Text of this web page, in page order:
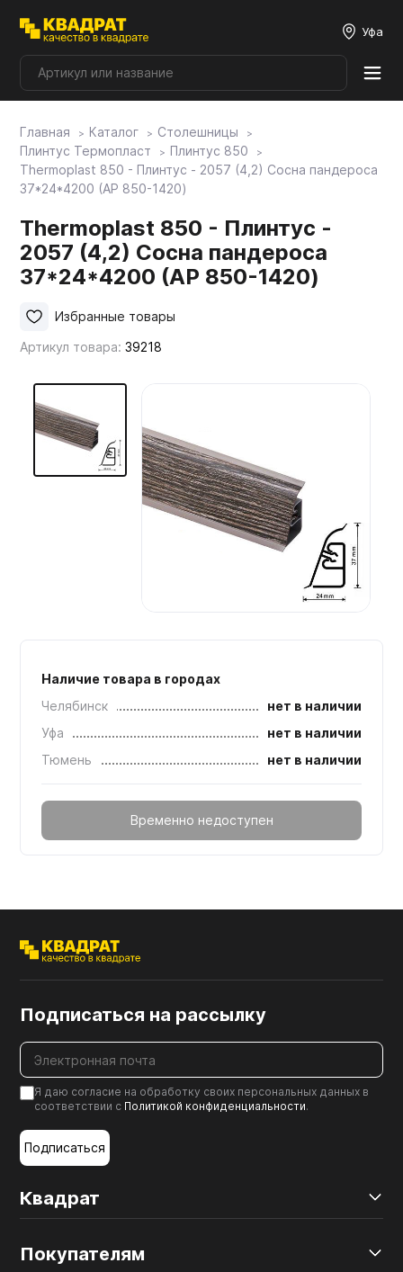
Уфа
Плитные материалы
Фурнитура
Столешницы
Мой ЭГГЕР
Мебельные образцы, каталоги
Главная Каталог
Столешницы
Плинтус Термопласт
Плинтус 850
Thermoplast 850 - Плинтус - 2057 (4,2) Сосна пандероса
37*24*4200 (AP 850-1420)
Thermoplast 850 - Плинтус -
2057 (4,2) Сосна пандероса
37*24*4200 (AP 850-1420)
Артикул товара:39218
Избранные товары
Наличие товара в городах
Челябинск
нет в наличии
Уфа
нет в наличии
Тюмень
нет в наличии
Временно недоступен
Квадрат
Покупателям
Подписаться на рассылку
Я даю согласие на обработку своих персональных данных в
соответствии с Политикой конфиденциальности.
Подписаться